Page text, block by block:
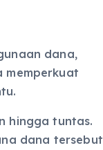
dana,
memperkuat
hingga tuntas.
dana tersebut